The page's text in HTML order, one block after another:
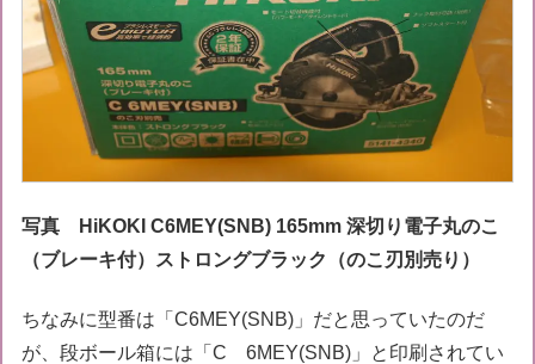
写真 HiKOKI C6MEY(SNB) 165mm 深切り電子丸のこ
（ブレーキ付）ストロングブラック（のこ刃別売り）
ちなみに型番は「C6MEY(SNB)」だと思っていたのだ
が、段ボール箱には「C 6MEY(SNB)」と印刷されてい